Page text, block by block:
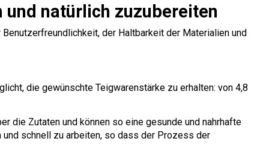
und natürlich zuzubereiten
der Haltbarkeit der Materialien und
die gewünschte Teigwarenstärke zu erhalten: von 4,8
die Zutaten und können so eine gesunde und nahrhafte
schnell zu arbeiten, so dass der Prozess der